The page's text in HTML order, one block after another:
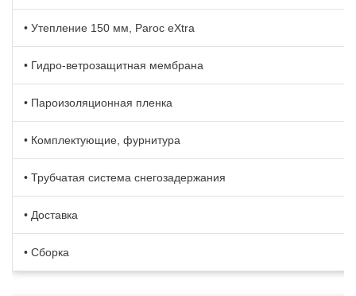
• Утепление 150 мм, Paroc eXtra
• Гидро-ветрозащитная мембрана
• Пароизоляционная пленка
• Комплектующие, фурнитура
• Трубчатая система снегозадержания
• Доставка
• Сборка